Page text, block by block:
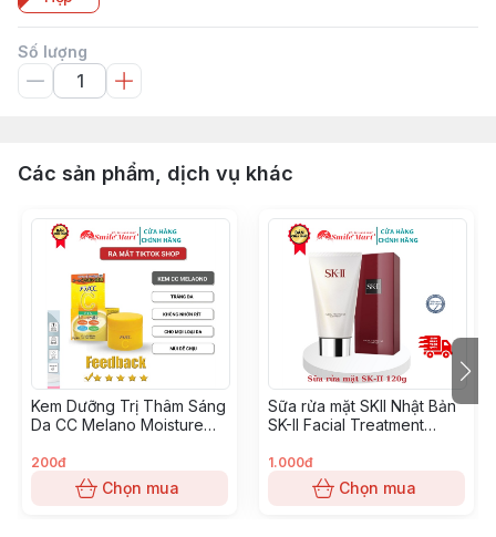
Số lượng
Các sản phẩm, dịch vụ khác
Kem Dưỡng Trị Thâm Sáng
Da CC Melano Moisture
200đ
Chọn mua
￼Sữa rửa mặt SKII Nhật Bản
SK-II Facial Treatment
120g
1.000đ
Chọn mua